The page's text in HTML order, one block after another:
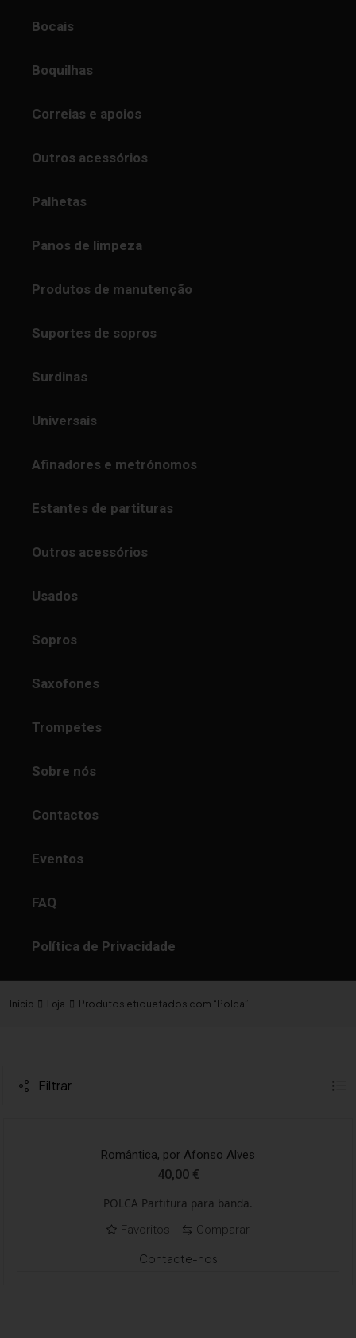
Bocais
Boquilhas
Correias e apoios
Outros acessórios
Palhetas
Panos de limpeza
Produtos de manutenção
Suportes de sopros
Surdinas
Universais
Afinadores e metrónomos
Estantes de partituras
Outros acessórios
Usados
Sopros
Saxofones
Trompetes
Sobre nós
Contactos
Eventos
FAQ
Política de Privacidade
Início Loja Produtos etiquetados com “Polca”
Filtrar
Romântica, por Afonso Alves
40,00 €
POLCA Partitura para banda.
Favoritos
Comparar
Contacte-nos